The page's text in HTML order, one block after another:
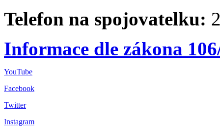
Telefon na spojovatelku:
Informace dle zákona
YouTube
Facebook
Twitter
Instagram